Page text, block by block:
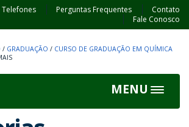
Telefones Perguntas Frequentes
Contato
Fale Conosco
/ GRADUAÇÃO / CURSO DE GRADUAÇÃO EM QUÍMICA
MENU
Toggle